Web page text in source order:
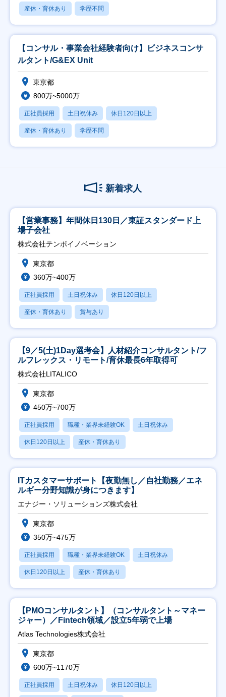
産休・育休あり 学歴不問
【コンサル・事業会社経験者向け】ビジネスコンサ
ルタント/G&EX Unit
東京都
800万~5000万
正社員採用 土日祝休み 休日120日以上
産休・育休あり 学歴不問
新着求人
【営業事務】年間休日130日／東証スタンダード上
場子会社
株式会社テンポイノベーション
東京都
360万~400万
正社員採用 土日祝休み 休日120日以上
産休・育休あり 賞与あり
【9／5(土)1Day選考会】人材紹介コンサルタント/フ
ルフレックス・リモート/育休最長6年取得可
株式会社LITALICO
東京都
450万~700万
正社員採用 職種・業界未経験OK 土日祝休み
休日120日以上 産休・育休あり
ITカスタマーサポート【夜勤無し／自社勤務／エネ
ルギー分野知識が身につきます】
エナジー・ソリューションズ株式会社
東京都
350万~475万
正社員採用 職種・業界未経験OK 土日祝休み
休日120日以上 産休・育休あり
【PMOコンサルタント】（コンサルタント～マネー
ジャー）／Fintech領域／設立5年弱で上場
Atlas Technologies株式会社
東京都
600万~1170万
正社員採用 土日祝休み 休日120日以上